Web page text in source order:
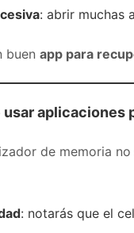
: abrir muchas
buen app para
aplicaciones
de memoria
: notarás que el